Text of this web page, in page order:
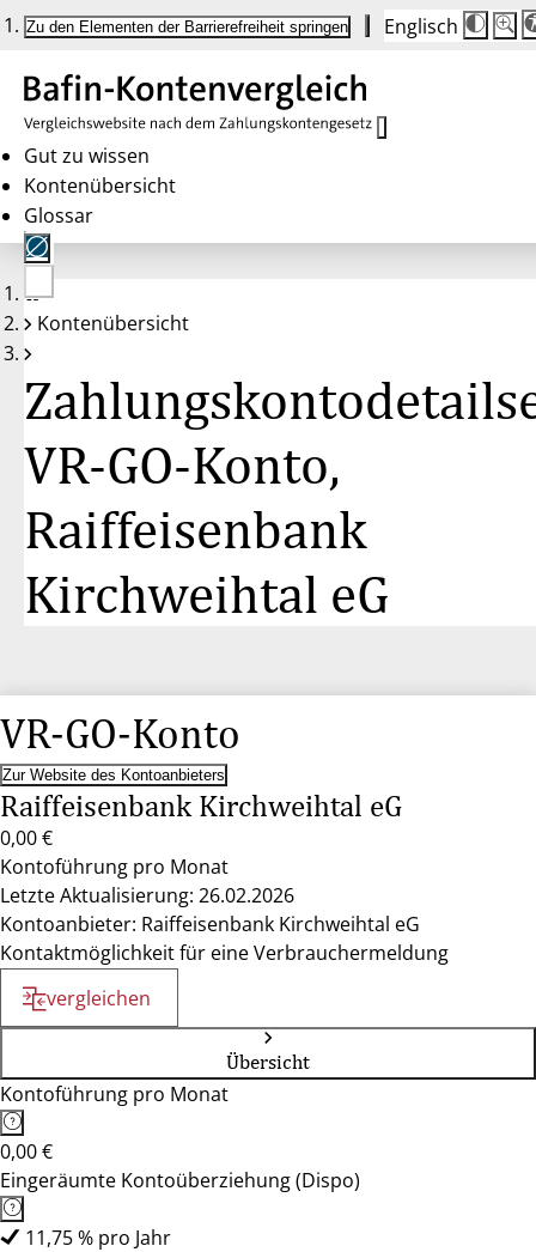
Zu den Elementen der Barrierefreiheit springen Englisch
Die
auf
100
100
Gut zu wissen
Kontenübersicht
Glossar
Keine
Konten
Kontenübersicht
VR-GO-Konto,
Raiffeisenbank
Kirchweihtal eG
VR-GO-Konto
Zur Website des Kontoanbieters
Raiffeisenbank Kirchweihtal eG
0,00 €
Kontoführung pro Monat
Letzte Aktualisierung: 26.02.2026
Kontoanbieter: Raiffeisenbank Kirchweihtal eG
Kontaktmöglichkeit für eine Verbrauchermeldung
vergleichen
Übersicht
Kontoführung pro Monat
0,00 €
Eingeräumte Kontoüberziehung (Dispo)
11,75 % pro Jahr